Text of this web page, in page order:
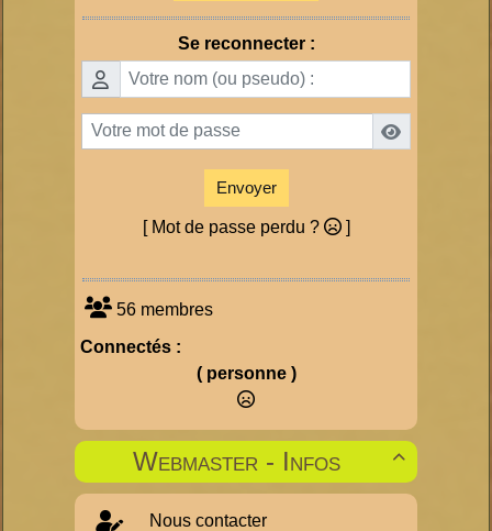
Se reconnecter :
Envoyer
[ Mot de passe perdu ? ]
56 membres
Connectés :
( personne )

Webmaster - Infos
Nous contacter